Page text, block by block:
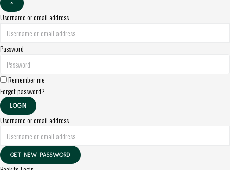
×
Username or email address
Password
Remember me
Forgot password?
LOGIN
Username or email address
GET NEW PASSWORD